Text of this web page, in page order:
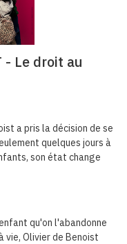
- Le droit au
a pris la décision de se
quelques jours à
son état change
qu'on l'abandonne
vie, Olivier de Benoist